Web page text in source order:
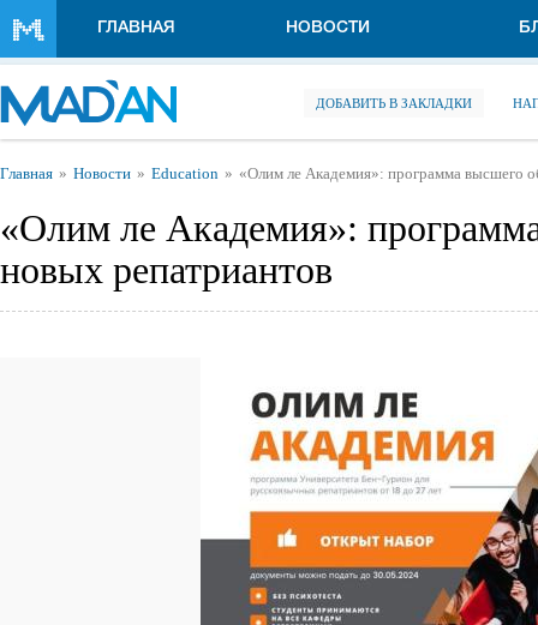
ГЛАВНАЯ НОВОСТИ
ДОБАВИТЬ В ЗАКЛАДКИ
Вы здесь
Главная Новости Education «Олим ле Академия»: программа высшего
«Олим ле Академия»:
новых репатриантов